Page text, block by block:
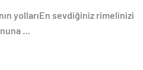
yollarıEn sevdiğiniz rimelinizi
…